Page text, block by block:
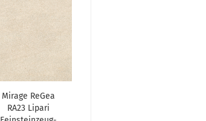
Mirage ReGea
RA23 Lipari